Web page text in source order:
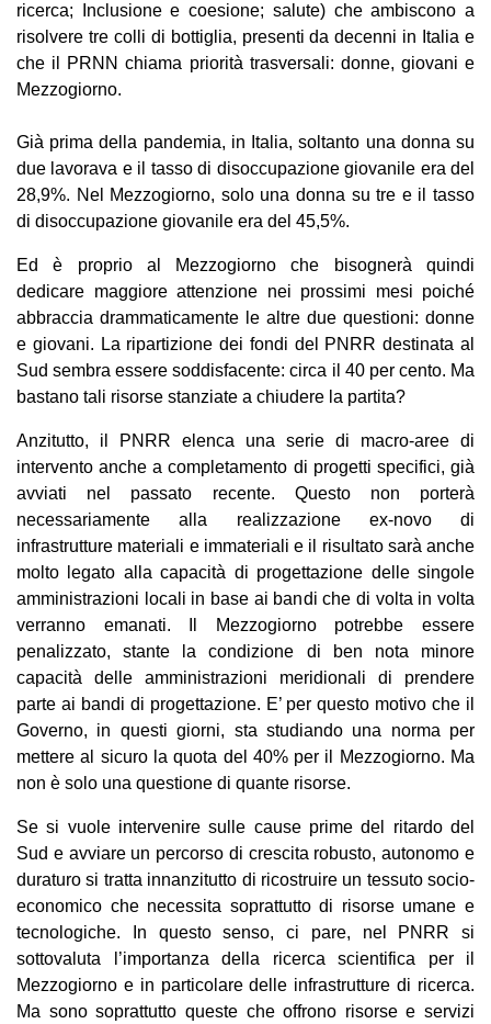
ricerca; Inclusione e coesione; salute) che ambiscono a
risolvere tre colli di bottiglia, presenti da decenni in Italia e
che il PRNN chiama priorità trasversali: donne, giovani e
Mezzogiorno.
Già prima della pandemia, in Italia, soltanto una donna su
due lavorava e il tasso di disoccupazione giovanile era del
28,9%. Nel Mezzogiorno, solo una donna su tre e il tasso
di disoccupazione giovanile era del 45,5%.
Ed è proprio al Mezzogiorno che bisognerà quindi
dedicare maggiore attenzione nei prossimi mesi poiché
abbraccia drammaticamente le altre due questioni: donne
e giovani. La ripartizione dei fondi del PNRR destinata al
Sud sembra essere soddisfacente: circa il 40 per cento. Ma
bastano tali risorse stanziate a chiudere la partita?
Anzitutto, il PNRR elenca una serie di macro-aree di
intervento anche a completamento di progetti specifici, già
avviati nel passato recente. Questo non porterà
necessariamente alla realizzazione ex-novo di
infrastrutture materiali e immateriali e il risultato sarà anche
molto legato alla capacità di progettazione delle singole
amministrazioni locali in base ai bandi che di volta in volta
verranno emanati. Il Mezzogiorno potrebbe essere
penalizzato, stante la condizione di ben nota minore
capacità delle amministrazioni meridionali di prendere
parte ai bandi di progettazione. E’ per questo motivo che il
Governo, in questi giorni, sta studiando una norma per
mettere al sicuro la quota del 40% per il Mezzogiorno. Ma
non è solo una questione di quante risorse.
Se si vuole intervenire sulle cause prime del ritardo del
Sud e avviare un percorso di crescita robusto, autonomo e
duraturo si tratta innanzitutto di ricostruire un tessuto socio-
economico che necessita soprattutto di risorse umane e
tecnologiche. In questo senso, ci pare, nel PNRR si
sottovaluta l’importanza della ricerca scientifica per il
Mezzogiorno e in particolare delle infrastrutture di ricerca.
Ma sono soprattutto queste che offrono risorse e servizi